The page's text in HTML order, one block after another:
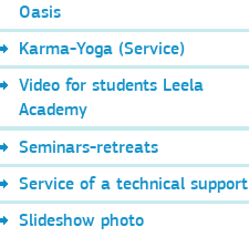
Oasis
Karma-Yoga (Service)
Video for students Leela
Academy
Seminars-retreats
Service of a technical support
Slideshow photo